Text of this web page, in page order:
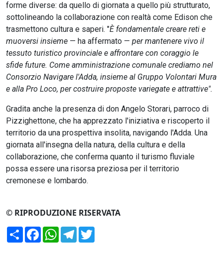
forme diverse: da quello di giornata a quello più strutturato,
sottolineando la collaborazione con realtà come Edison che
trasmettono cultura e saperi. "È fondamentale creare reti e
muoversi insieme — ha affermato — per mantenere vivo il
tessuto turistico provinciale e affrontare con coraggio le
sfide future. Come amministrazione comunale crediamo nel
Consorzio Navigare l'Adda, insieme al Gruppo Volontari Mura
e alla Pro Loco, per costruire proposte variegate e attrattive".
Gradita anche la presenza di don Angelo Storari, parroco di
Pizzighettone, che ha apprezzato l'iniziativa e riscoperto il
territorio da una prospettiva insolita, navigando l'Adda. Una
giornata all'insegna della natura, della cultura e della
collaborazione, che conferma quanto il turismo fluviale
possa essere una risorsa preziosa per il territorio
cremonese e lombardo.
© RIPRODUZIONE RISERVATA
CondividiFacebookWhatsApp
Telegram